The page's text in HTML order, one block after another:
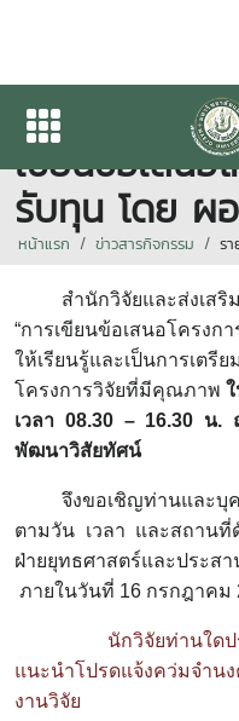
ขอเชิญเข้าร่
เขียนข้อเสนอ
รับทุน โดย ผ
หน้าแรก ข่าวสารกิจกรรม ร
สำนักวิจัยและส่งเสริ
“การเขียนข้อเสนอโครงก
ให้เรียนรู้และเป็นการเตรี
โครงการวิจัยที่มีคุณภาพ
เวลา 08.30 – 16.30 น
พัฒนาวิสัยทัศน์
จึงขอเชิญท่านและบุคล
ตามวัน เวลา และสถานที่
ฝ่ายยุทธศาสตร์และประส
ภายในวันที่ 16 กรกฎาคม
นักวิจัยท่านใดประสง
แนะนำโปรดแจ้งคว่มจำน
งานวิจัย